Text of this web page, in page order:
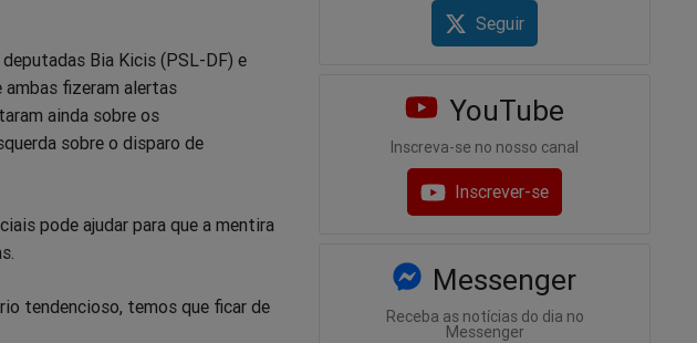
Bia Kicis (PSL-DF) e
ambas fizeram alertas
ainda sobre os
sobre o disparo de
pode ajudar para que a mentira
tendencioso, temos que ficar de
Seguir
YouTube
Inscreva-se no nosso canal
Inscrever-se
Messenger
Receba as notícias do dia no
Messenger